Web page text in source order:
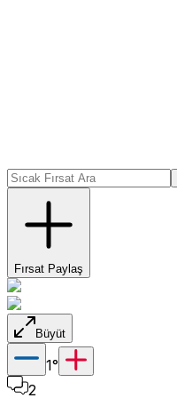
Fırsat Paylaş
Büyüt
1°
2